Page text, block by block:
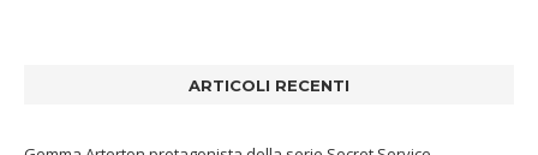
ARTICOLI RECENTI